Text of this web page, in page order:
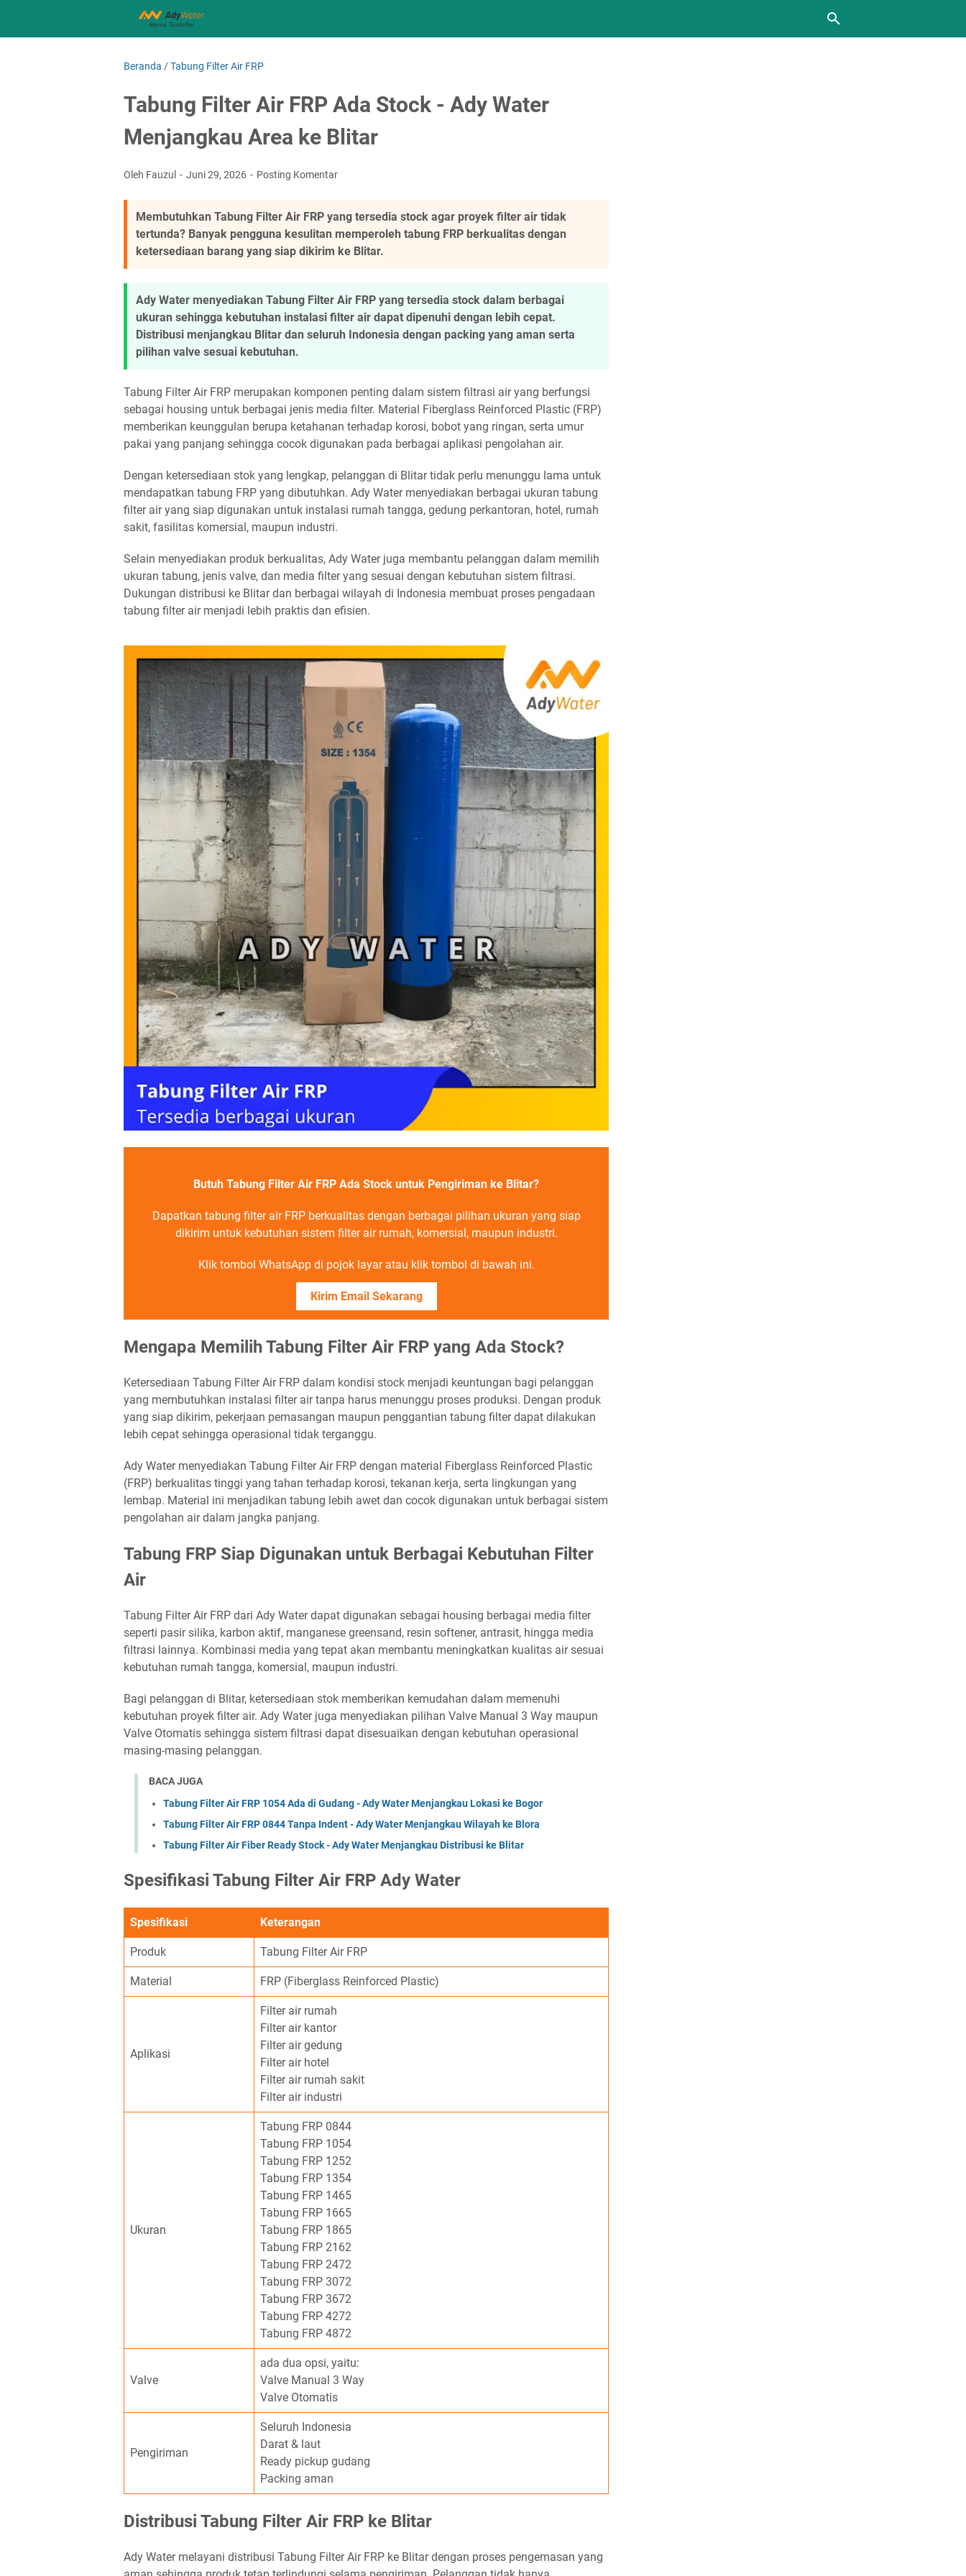
Beranda /Tabung Filter Air FRP
Tabung Filter Air FRP Ada Stock - Ady Water
Menjangkau Area ke Blitar
Oleh Fauzul Juni 29, 2026 Posting Komentar
Membutuhkan Tabung Filter Air FRP yang tersedia stock agar proyek filter air tidak
tertunda? Banyak pengguna kesulitan memperoleh tabung FRP berkualitas dengan
ketersediaan barang yang siap dikirim ke Blitar.
Ady Water menyediakan Tabung Filter Air FRP yang tersedia stock dalam berbagai
ukuran sehingga kebutuhan instalasi filter air dapat dipenuhi dengan lebih cepat.
Distribusi menjangkau Blitar dan seluruh Indonesia dengan packing yang aman serta
pilihan valve sesuai kebutuhan.
Tabung Filter Air FRP merupakan komponen penting dalam sistem filtrasi air yang berfungsi
sebagai housing untuk berbagai jenis media filter. Material Fiberglass Reinforced Plastic (FRP)
memberikan keunggulan berupa ketahanan terhadap korosi, bobot yang ringan, serta umur
pakai yang panjang sehingga cocok digunakan pada berbagai aplikasi pengolahan air.
Dengan ketersediaan stok yang lengkap, pelanggan di Blitar tidak perlu menunggu lama untuk
mendapatkan tabung FRP yang dibutuhkan. Ady Water menyediakan berbagai ukuran tabung
filter air yang siap digunakan untuk instalasi rumah tangga, gedung perkantoran, hotel, rumah
sakit, fasilitas komersial, maupun industri.
Selain menyediakan produk berkualitas, Ady Water juga membantu pelanggan dalam memilih
ukuran tabung, jenis valve, dan media filter yang sesuai dengan kebutuhan sistem filtrasi.
Dukungan distribusi ke Blitar dan berbagai wilayah di Indonesia membuat proses pengadaan
tabung filter air menjadi lebih praktis dan efisien.
Butuh Tabung Filter Air FRP Ada Stock untuk Pengiriman ke Blitar?
Dapatkan tabung filter air FRP berkualitas dengan berbagai pilihan ukuran yang siap
dikirim untuk kebutuhan sistem filter air rumah, komersial, maupun industri.
Klik tombol WhatsApp di pojok layar atau klik tombol di bawah ini.
Kirim Email Sekarang
Mengapa Memilih Tabung Filter Air FRP yang Ada Stock?
Ketersediaan Tabung Filter Air FRP dalam kondisi stock menjadi keuntungan bagi pelanggan
yang membutuhkan instalasi filter air tanpa harus menunggu proses produksi. Dengan produk
yang siap dikirim, pekerjaan pemasangan maupun penggantian tabung filter dapat dilakukan
lebih cepat sehingga operasional tidak terganggu.
Ady Water menyediakan Tabung Filter Air FRP dengan material Fiberglass Reinforced Plastic
(FRP) berkualitas tinggi yang tahan terhadap korosi, tekanan kerja, serta lingkungan yang
lembap. Material ini menjadikan tabung lebih awet dan cocok digunakan untuk berbagai sistem
pengolahan air dalam jangka panjang.
Tabung FRP Siap Digunakan untuk Berbagai Kebutuhan Filter
Air
Tabung Filter Air FRP dari Ady Water dapat digunakan sebagai housing berbagai media filter
seperti pasir silika, karbon aktif, manganese greensand, resin softener, antrasit, hingga media
filtrasi lainnya. Kombinasi media yang tepat akan membantu meningkatkan kualitas air sesuai
kebutuhan rumah tangga, komersial, maupun industri.
Bagi pelanggan di Blitar, ketersediaan stok memberikan kemudahan dalam memenuhi
kebutuhan proyek filter air. Ady Water juga menyediakan pilihan Valve Manual 3 Way maupun
Valve Otomatis sehingga sistem filtrasi dapat disesuaikan dengan kebutuhan operasional
masing-masing pelanggan.
BACA JUGA
Tabung Filter Air FRP 1054 Ada di Gudang - Ady Water Menjangkau Lokasi ke Bogor
Tabung Filter Air FRP 0844 Tanpa Indent - Ady Water Menjangkau Wilayah ke Blora
Tabung Filter Air Fiber Ready Stock - Ady Water Menjangkau Distribusi ke Blitar
Spesifikasi Tabung Filter Air FRP Ady Water
Spesifikasi Keterangan
Produk Tabung Filter Air FRP
Material FRP (Fiberglass Reinforced Plastic)
Aplikasi
Filter air rumah
Filter air kantor
Filter air gedung
Filter air hotel
Filter air rumah sakit
Filter air industri
Ukuran
Tabung FRP 0844
Tabung FRP 1054
Tabung FRP 1252
Tabung FRP 1354
Tabung FRP 1465
Tabung FRP 1665
Tabung FRP 1865
Tabung FRP 2162
Tabung FRP 2472
Tabung FRP 3072
Tabung FRP 3672
Tabung FRP 4272
Tabung FRP 4872
Valve
ada dua opsi, yaitu:
Valve Manual 3 Way
Valve Otomatis
Pengiriman
Seluruh Indonesia
Darat & laut
Ready pickup gudang
Packing aman
Distribusi Tabung Filter Air FRP ke Blitar
Ady Water melayani distribusi Tabung Filter Air FRP ke Blitar dengan proses pengemasan yang